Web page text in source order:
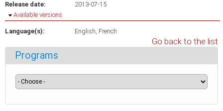
Release date:
2013-07-15
Hide
Available versions
Language(s): English French
Go back to the list
Programs